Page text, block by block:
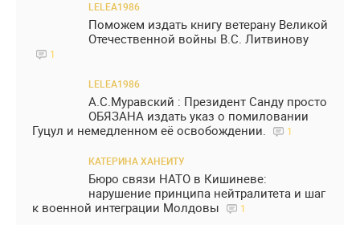
LELEA1986
Поможем издать книгу ветерану Великой
Отечественной войны В.С. Литвинову
1
LELEA1986
А.С.Муравский : Президент Санду просто
ОБЯЗАНА издать указ о помиловании
Гуцул и немедленном её освобождении.
1
КАТЕРИНА ХАНЕИТУ
Бюро связи НАТО в Кишиневе:
нарушение принципа нейтралитета и шаг
к военной интеграции Молдовы
1